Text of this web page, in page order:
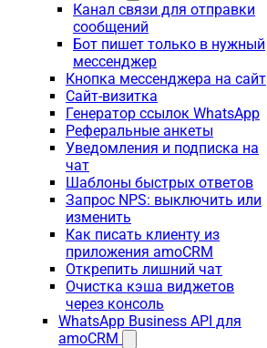
Канал связи для отправки
сообщений
Бот пишет только в нужный
мессенджер
Кнопка мессенджера на сайт
Сайт-визитка
Генератор ссылок WhatsApp
Реферальные анкеты
Уведомления и подписка на
чат
Шаблоны быстрых ответов
Запрос NPS: выключить или
изменить
Как писать клиенту из
приложения amoCRM
Открепить лишний чат
Очистка кэша виджетов
через консоль
WhatsApp Business API для
amoCRM